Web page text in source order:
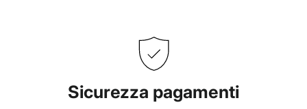
Sicurezza pagamenti